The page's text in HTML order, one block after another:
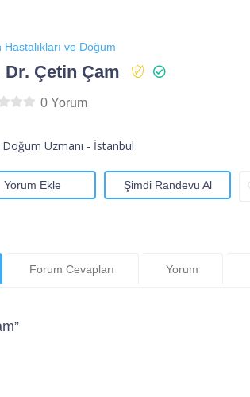
Hastalıkları ve Doğum
Dr. Çetin Çam
0 Yorum
Doğum Uzmanı - İstanbul
Yorum Ekle Şimdi Randevu Al
Forum Cevapları Yorum